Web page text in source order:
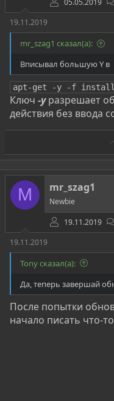
05.05.2019
19.11.2019
mr_szag1 сказал(а):
Вписывал большую Y в
apt-get -y -f install
Ключ -yразрешает
действия без ввода
M mr_szag1
Newbie
19.11.2019
19.11.2019
Tony сказал(а):
Да, теперь завершай
После попытки
начало писать что-